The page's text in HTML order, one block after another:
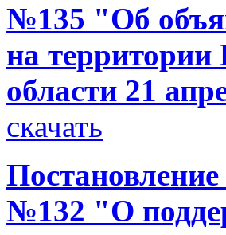
№135 "Об
на территории
области 21
скачать
№132 "О